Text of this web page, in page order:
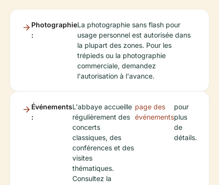
Photographie
:
La photographie sans flash pour
usage personnel est autorisée dans
la plupart des zones. Pour les
trépieds ou la photographie
commerciale, demandez
l'autorisation à l'avance.
Événements
:
L'abbaye accueille
régulièrement des
concerts
classiques, des
conférences et des
visites
thématiques.
Consultez la
page des
événements
pour
plus
de
détails.